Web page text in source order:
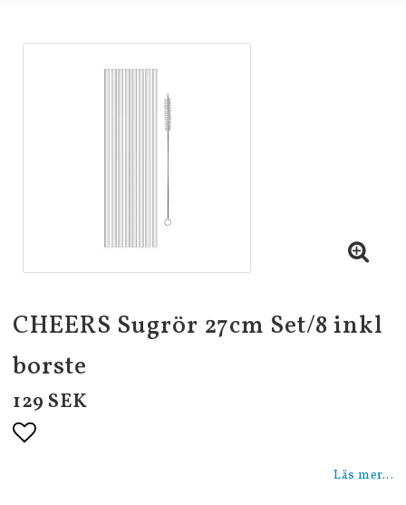
CHEERS Sugrör 27cm Set/8 inkl
borste
129 SEK
Läs mer...